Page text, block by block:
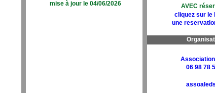
mise à jour le 04/06/2026
AVEC
cliquez sur le
une
06 98 78